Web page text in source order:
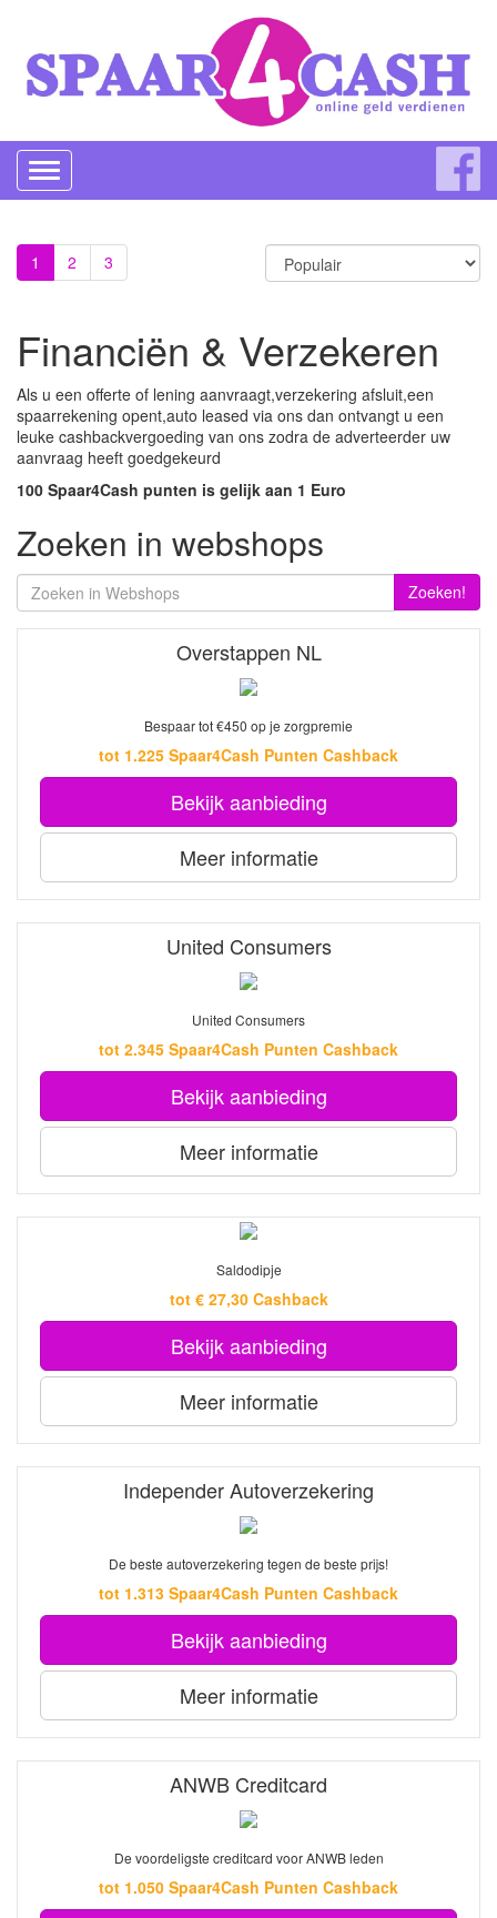
Toggle
navigation
1 2 3
Financiën & Verzekeren
Als u een offerte of lening aanvraagt,verzekering afsluit,een
spaarrekening opent,auto leased via ons dan ontvangt u een
leuke cashbackvergoeding van ons zodra de adverteerder uw
aanvraag heeft goedgekeurd
100 Spaar4Cash punten is gelijk aan 1 Euro
Zoeken in webshops
Zoeken!
Overstappen NL
Bespaar tot €450 op je zorgpremie
tot 1.225 Spaar4Cash Punten Cashback
Bekijk aanbieding
Meer informatie
United Consumers
United Consumers
tot 2.345 Spaar4Cash Punten Cashback
Bekijk aanbieding
Meer informatie
Saldodipje
tot € 27,30 Cashback
Bekijk aanbieding
Meer informatie
Independer Autoverzekering
De beste autoverzekering tegen de beste prijs!
tot 1.313 Spaar4Cash Punten Cashback
Bekijk aanbieding
Meer informatie
ANWB Creditcard
De voordeligste creditcard voor ANWB leden
tot 1.050 Spaar4Cash Punten Cashback